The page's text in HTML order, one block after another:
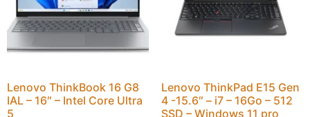
Lenovo ThinkBook 16 G8
IAL – 16″ – Intel Core Ultra
5
Lenovo ThinkPad E15 Gen
4 -15.6″ – i7 – 16Go – 512
SSD – Windows 11 pro